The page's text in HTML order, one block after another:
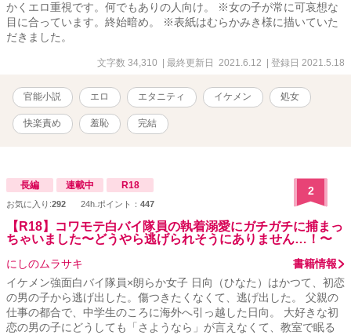
かくエロ重視です。何でもありの人向け。 ※女の子が常に可哀想な
目に合っています。終始暗め。 ※表紙はむらかみき様に描いていた
だきました。
文字数 34,310 | 最終更新日 2021.6.12 | 登録日 2021.5.18
官能小説 エロ エタニティ イケメン 処女
快楽責め 羞恥 完結
長編 連載中 R18
お気に入り:292 24h.ポイント： 447
2
【R18】コワモテ白バイ隊員の執着溺愛にガチガチに捕まっ
ちゃいました〜どうやら逃げられそうにありません…！〜
にしのムラサキ
書籍情報
イケメン強面白バイ隊員×朗らか女子 日向（ひなた）はかつて、初恋
の男の子から逃げ出した。傷つきたくなくて、逃げ出した。 父親の
仕事の都合で、中学生のころに海外へ引っ越した日向。 大好きな初
恋の男の子にどうしても「さようなら」が言えなくて、教室で眠る